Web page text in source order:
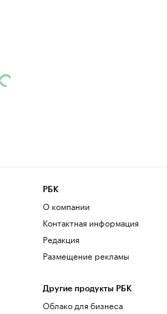
РБК
О компании
Контактная информация
Редакция
Размещение рекламы
Другие продукты РБК
Облако для бизнеса